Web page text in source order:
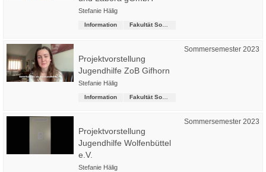
Stefanie Hälig
Information
Sommersemester 2023
Projektvorstellung
Jugendhilfe ZoB Gifhorn
Stefanie Hälig
Information
Sommersemester 2023
Projektvorstellung
Jugendhilfe Wolfenbüttel
e.V.
Stefanie Hälig